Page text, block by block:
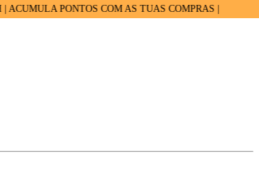
PONTOS COM AS TUAS COMPRAS |